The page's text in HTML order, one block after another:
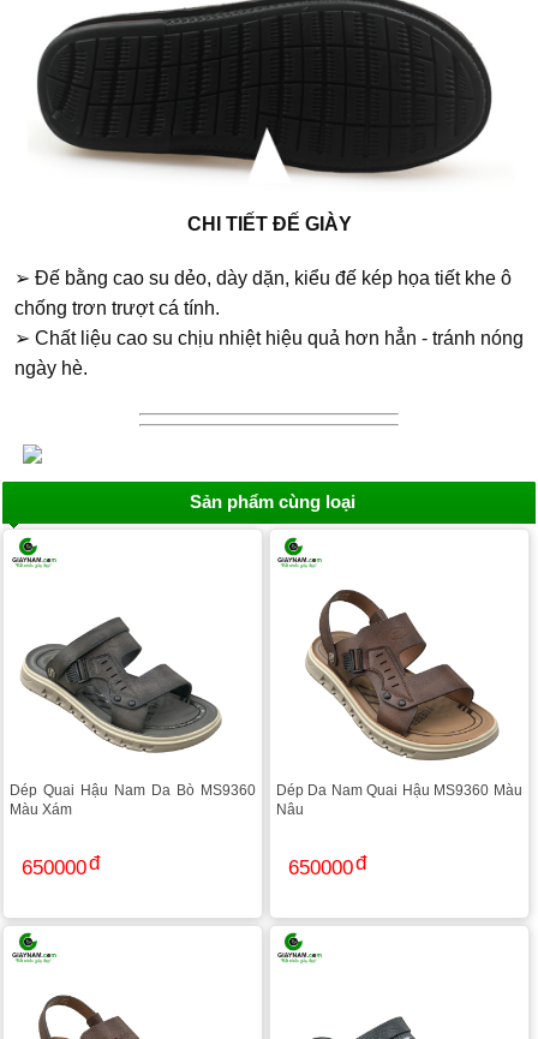
CHI TIẾT ĐẾ GIÀY
➢ Đế bằng cao su dẻo, dày dặn, kiểu đế kép họa tiết khe ô
chống trơn trượt cá tính.
➢ Chất liệu cao su chịu nhiệt hiệu quả hơn hẳn - tránh nóng
ngày hè.
Sản phẩm cùng loại
Dép Quai Hậu Nam Da Bò MS9360
Màu Xám
650000
Dép Da Nam Quai Hậu MS9360 Màu
Nâu
650000